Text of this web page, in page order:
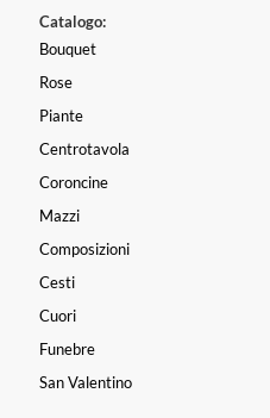
Catalogo:
Bouquet
Rose
Piante
Centrotavola
Coroncine
Mazzi
Composizioni
Cesti
Cuori
Funebre
San Valentino